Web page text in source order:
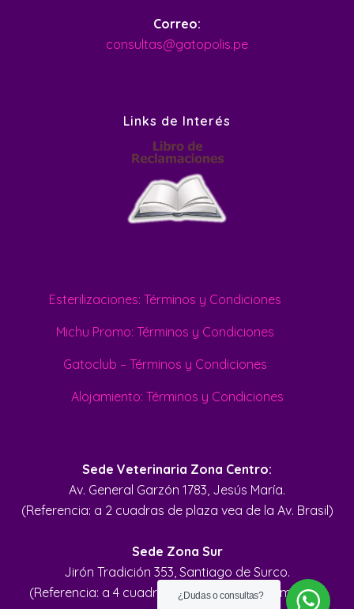
Correo:
consultas@gatopolis.pe
Links de Interés
Esterilizaciones: Términos y Condiciones
Michu Promo: Términos y Condiciones
Gatoclub – Términos y Condiciones
Alojamiento: Términos y Condiciones
Sede Veterinaria Zona Centro:
Av. General Garzón 1783, Jesús María.
(Referencia: a 2 cuadras de plaza vea de la Av. Brasil)
Sede Zona Sur
Jirón Tradición 353, Santiago de Surco.
(Referencia: a 4 cuadras del Parque de la Amistad)
¿Dudas o consultas?